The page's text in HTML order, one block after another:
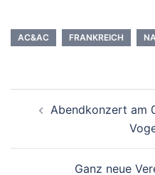
AC&AC FRANKREICH
Abendkonzert am
Ganz neue